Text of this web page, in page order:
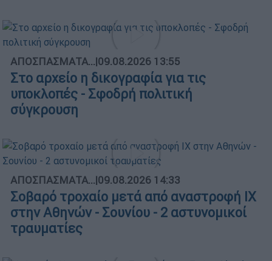
ΑΠΟΣΠΑΣΜΑΤΑ...|09.08.2026 13:55
Στο αρχείο η δικογραφία για τις
υποκλοπές - Σφοδρή πολιτική
σύγκρουση
ΑΠΟΣΠΑΣΜΑΤΑ...|09.08.2026 14:33
Σοβαρό τροχαίο μετά από αναστροφή ΙΧ
στην Αθηνών - Σουνίου - 2 αστυνομικοί
τραυματίες